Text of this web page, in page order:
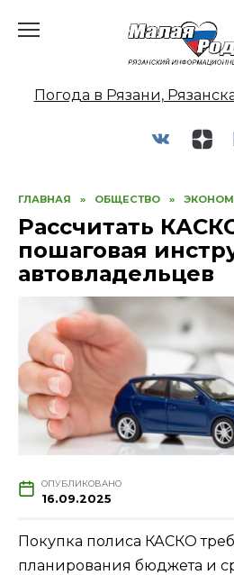
Погода в Рязани,
ГЛАВНАЯ » ОБЩЕСТВО »
Рассчитать
пошаговая
автовладельцев
ОПУБЛИКОВАНО
16.09.2025
Покупка полиса КАСКО
планирования бюджета и